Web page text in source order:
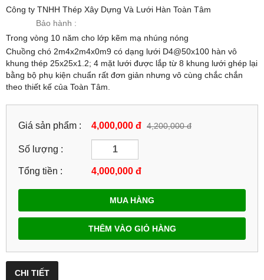
Công ty TNHH Thép Xây Dựng Và Lưới Hàn Toàn Tâm
Bảo hành :
Trong vòng 10 năm cho lớp kẽm mạ nhúng nóng
Chuồng chó 2m4x2m4x0m9 có dạng lưới D4@50x100 hàn vô
khung thép 25x25x1.2; 4 mặt lưới được lắp từ 8 khung lưới ghép lại
bằng bộ phụ kiện chuẩn rất đơn giản nhưng vô cùng chắc chắn
theo thiết kế của Toàn Tâm.
Giá sản phẩm : 4,000,000 đ 4,200,000 đ
Số lượng :
Tổng tiền : 4,000,000 đ
MUA HÀNG
THÊM VÀO GIỎ HÀNG
CHI TIẾT